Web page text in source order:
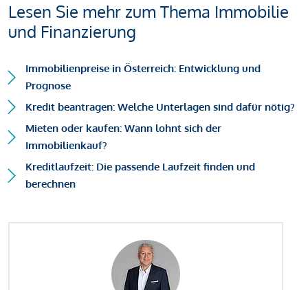
Lesen Sie mehr zum Thema Immobilie
und Finanzierung
Immobilienpreise in Österreich: Entwicklung und
Prognose
Kredit beantragen: Welche Unterlagen sind dafür nötig?
Mieten oder kaufen: Wann lohnt sich der
Immobilienkauf?
Kreditlaufzeit: Die passende Laufzeit finden und
berechnen